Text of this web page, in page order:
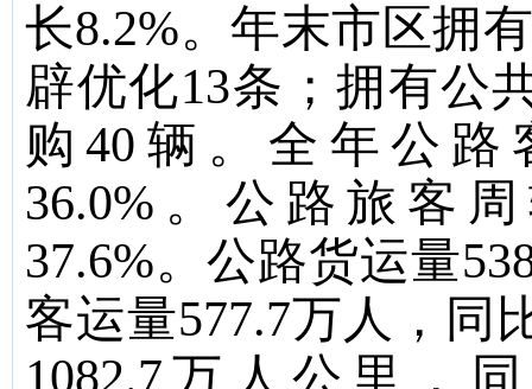
长8.2%。年末市区拥
辟优化13条；拥有公
购40 辆。全年公路
36.0% 。公路旅客
37.6%。公路货运量
客运量577.7万人，同
1082.7万人公里，